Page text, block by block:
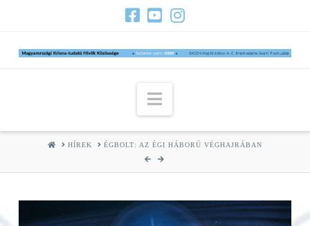
Navigation
HOMEHÍREK ÉGBOLT: AZ ÉGI HÁBORÚ VÉGHAJRÁBAN